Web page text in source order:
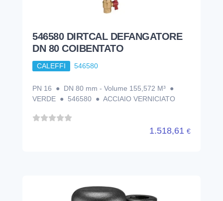
546580 DIRTCAL DEFANGATORE
DN 80 COIBENTATO
CALEFFI 546580
PN 16 ● DN 80 mm - Volume 155,572 M³ ●
VERDE ● 546580 ● ACCIAIO VERNICIATO
1.518,61 €